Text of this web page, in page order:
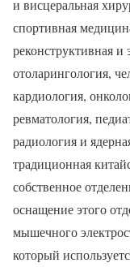
и висцеральная
спортивная
реконструктивная и
отоларингология,
кардиология,
ревматология,
радиология и
традиционная
собственное
оснащение этого
мышечного
который